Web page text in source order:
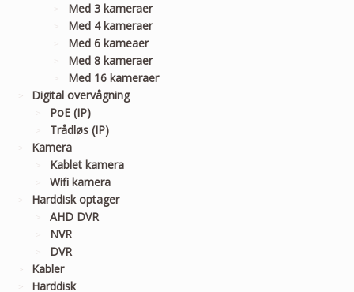
Med 3 kameraer
Med 4 kameraer
Med 6 kameaer
Med 8 kameraer
Med 16 kameraer
Digital overvågning
PoE (IP)
Trådløs (IP)
Kamera
Kablet kamera
Wifi kamera
Harddisk optager
AHD DVR
NVR
DVR
Kabler
Harddisk